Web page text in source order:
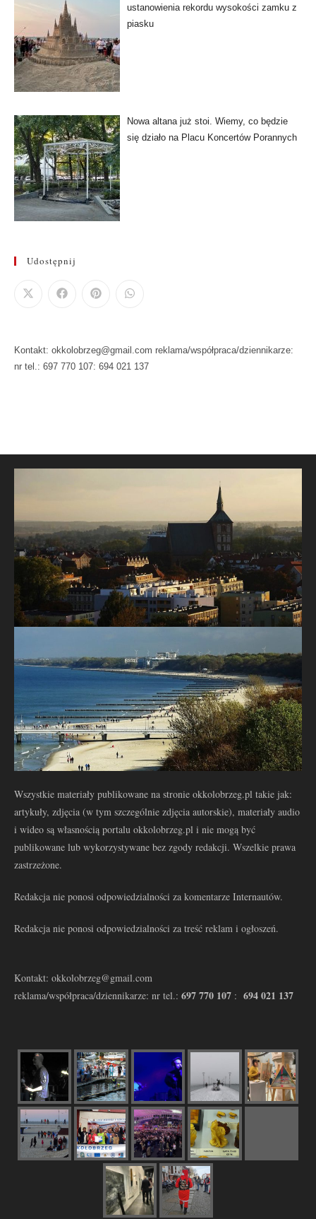
ustanowienia rekordu wysokości zamku z
piasku
Nowa altana już stoi. Wiemy, co będzie
się działo na Placu Koncertów Porannych
Udostępnij
Kontakt: okkolobrzeg@gmail.com reklama/współpraca/dziennikarze:
nr tel.: 697 770 107: 694 021 137
Wszystkie materiały publikowane na stronie okkolobrzeg.pl takie jak:
artykuły, zdjęcia (w tym szczególnie zdjęcia autorskie), materiały audio
i wideo są własnością portalu okkolobrzeg.pl i nie mogą być
publikowane lub wykorzystywane bez zgody redakcji. Wszelkie prawa
zastrzeżone.
Redakcja nie ponosi odpowiedzialności za komentarze Internautów.
Redakcja nie ponosi odpowiedzialności za treść reklam i ogłoszeń.
Kontakt: okkolobrzeg@gmail.com
reklama/współpraca/dziennikarze: nr tel.: 697 770 107 : 694 021 137